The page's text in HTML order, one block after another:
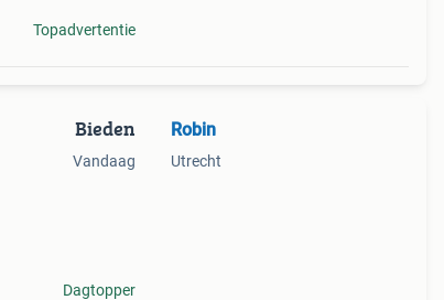
Topadvertentie
Bieden
Vandaag
Dagtopper
Robin
Utrecht